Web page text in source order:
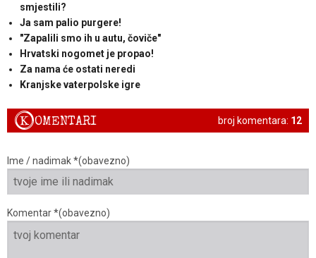
smjestili?
Ja sam palio purgere!
"Zapalili smo ih u autu, čoviče"
Hrvatski nogomet je propao!
Za nama će ostati neredi
Kranjske vaterpolske igre
broj komentara: 12
KOMENTARI
Ime / nadimak *(obavezno)
Komentar *(obavezno)